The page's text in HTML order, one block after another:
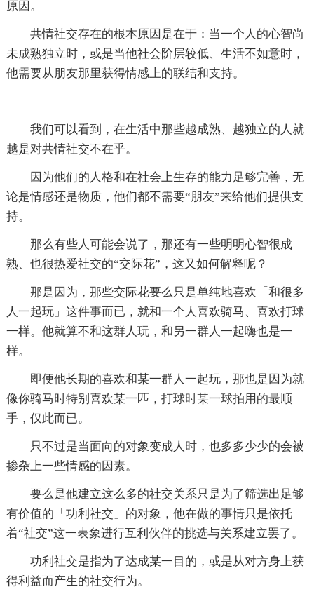
原因。
共情社交存在的根本原因是在于：当一个人的心智尚
未成熟独立时，或是当他社会阶层较低、生活不如意时，
他需要从朋友那里获得情感上的联结和支持。
我们可以看到，在生活中那些越成熟、越独立的人就
越是对共情社交不在乎。
因为他们的人格和在社会上生存的能力足够完善，无
论是情感还是物质，他们都不需要“朋友”来给他们提供支
持。
那么有些人可能会说了，那还有一些明明心智很成
熟、也很热爱社交的“交际花”，这又如何解释呢？
那是因为，那些交际花要么只是单纯地喜欢「和很多
人一起玩」这件事而已，就和一个人喜欢骑马、喜欢打球
一样。他就算不和这群人玩，和另一群人一起嗨也是一
样。
即便他长期的喜欢和某一群人一起玩，那也是因为就
像你骑马时特别喜欢某一匹，打球时某一球拍用的最顺
手，仅此而已。
只不过是当面向的对象变成人时，也多多少少的会被
掺杂上一些情感的因素。
要么是他建立这么多的社交关系只是为了筛选出足够
有价值的「功利社交」的对象，他在做的事情只是依托
着“社交”这一表象进行互利伙伴的挑选与关系建立罢了。
功利社交是指为了达成某一目的，或是从对方身上获
得利益而产生的社交行为。